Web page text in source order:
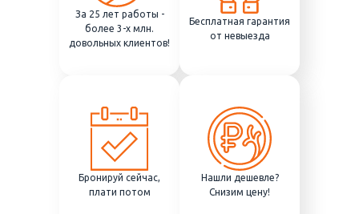
За 25 лет работы -
более 3-х млн.
довольных клиентов!
Бесплатная гарантия
от невыезда
Бронируй сейчас,
плати потом
Нашли дешевле?
Снизим цену!